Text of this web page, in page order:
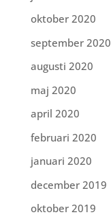
oktober 2020
september 2020
augusti 2020
maj 2020
april 2020
februari 2020
januari 2020
december 2019
oktober 2019